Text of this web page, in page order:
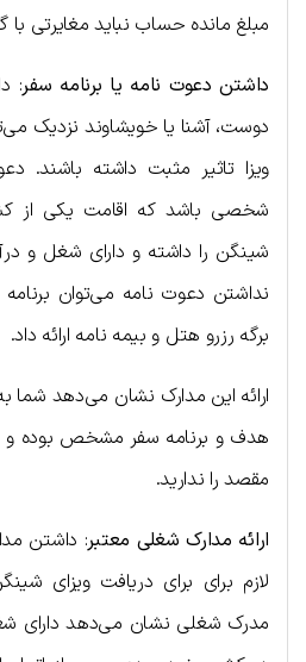
مبلغ مانده حساب نباید مغایرتی
داشتن دعوت نامه یا برنامه سفر:
دوست، آشنا یا خویشاوند نزدیک
ویزا تاثیر مثبت داشته باشند.
شخصی باشد که اقامت یکی از
شینگن را داشته و دارای شغل و
نداشتن دعوت نامه می‌توان
برگه رزرو هتل و بیمه نامه ارائه داد.
ارائه این مدارک نشان می‌دهد شما
هدف و برنامه سفر مشخص بوده و
مقصد را ندارید.
ارائه مدارک شغلی معتبر: داشتن
لازم برای برای دریافت ویز‌ای
مدرک شغلی نشان می‌دهد دارای